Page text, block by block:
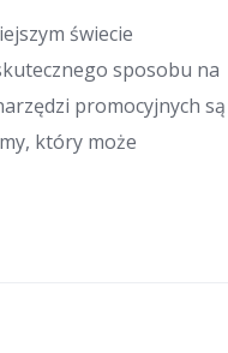
świecie
sposobu na
promocyjnych są
który może